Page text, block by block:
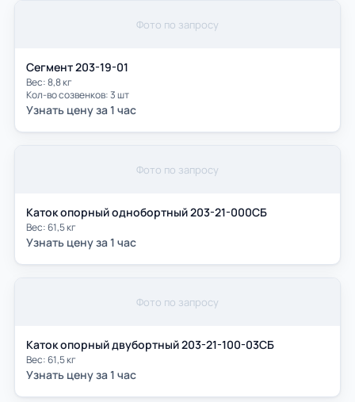
Фото по запросу
Сегмент 203-19-01
Вес: 8,8 кг
Кол-во созвенков: 3 шт
Узнать цену за 1 час
Фото по запросу
Каток опорный однобортный 203-21-000СБ
Вес: 61,5 кг
Узнать цену за 1 час
Фото по запросу
Каток опорный двубортный 203-21-100-03СБ
Вес: 61,5 кг
Узнать цену за 1 час